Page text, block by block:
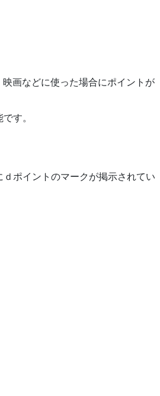
画などに使った場合にポイントが
す。
ポイントのマークが掲示されてい